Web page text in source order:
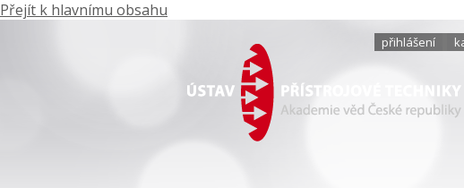
Přejít k hlavnímu obsahu
přihlášení